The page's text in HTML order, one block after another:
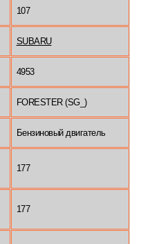
107
SUBARU
4953
FORESTER (SG_)
Бензиновый двигатель
177
177